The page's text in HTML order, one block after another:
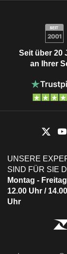
Seit über 20
an Ihrer
UNSERE
SIND FÜR SIE
Montag -
12.00 Uhr /
Uhr